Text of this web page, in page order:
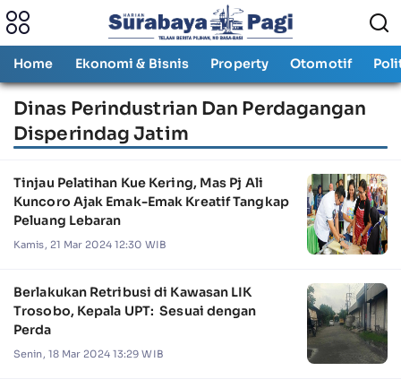
Home Ekonomi & Bisnis Property Otomotif
Dinas Perindustrian Dan Perdagangan
Disperindag Jatim
Tinjau Pelatihan Kue Kering, Mas Pj Ali
Kuncoro Ajak Emak-Emak Kreatif Tangkap
Peluang Lebaran
Kamis, 21 Mar 2024 12:30 WIB
Berlakukan Retribusi di Kawasan LIK
Trosobo, Kepala UPT: Sesuai dengan
Perda
Senin, 18 Mar 2024 13:29 WIB